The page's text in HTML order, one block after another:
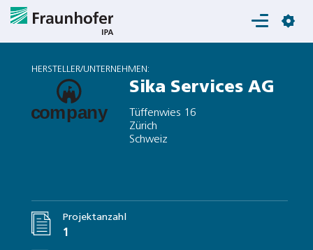
Login
HERSTELLER/UNTERNEHMEN:
Sika Services AG
Tüffenwies 16
Zürich
Schweiz
Projektanzahl
1